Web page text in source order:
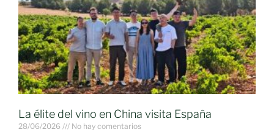
La élite del vino en China visita España
28/06/2026 No hay comentarios